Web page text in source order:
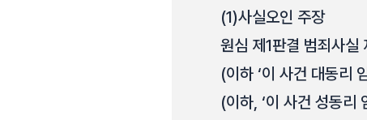
(1)사실오인 주장
원심 제1판결 범죄사
(이하 ‘이 사건 대동리
(이하, ‘이 사건 성동리